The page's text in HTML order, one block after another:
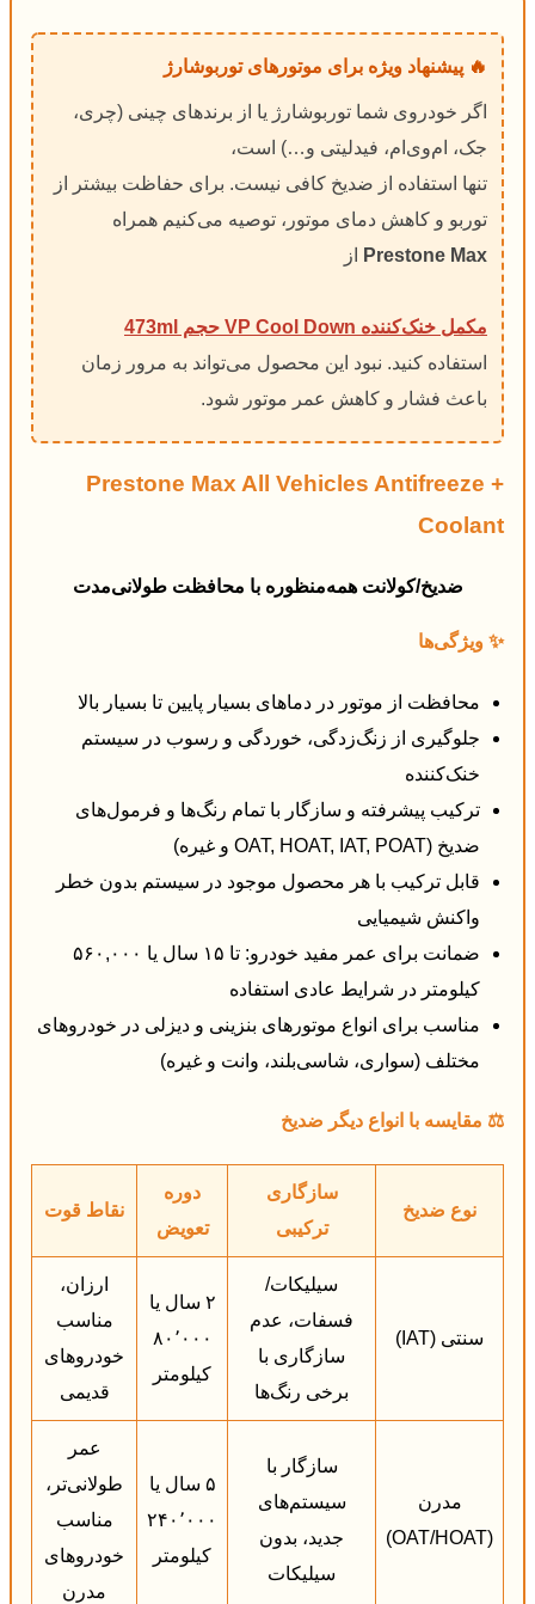
🔥 پیشنهاد ویژه برای موتورهای توربوشارژ
اگر خودروی شما توربوشارژ یا از برندهای چینی (چری،
جک، ام‌وی‌ام، فیدلیتی و…) است،
تنها استفاده از ضدیخ کافی نیست. برای حفاظت بیشتر از
توربو و کاهش دمای موتور، توصیه می‌کنیم همراه
Prestone Max
از
مکمل خنک‌کننده VP Cool Down حجم 473ml
استفاده کنید. نبود این محصول می‌تواند به مرور زمان
باعث فشار و کاهش عمر موتور شود.
Prestone Max All Vehicles Antifreeze +
Coolant
ضدیخ/کولانت همه‌منظوره با محافظت طولانی‌مدت
✨ ویژگی‌ها
محافظت از موتور در دماهای بسیار پایین تا بسیار بالا
جلوگیری از زنگ‌زدگی، خوردگی و رسوب در سیستم
خنک‌کننده
ترکیب پیشرفته و سازگار با تمام رنگ‌ها و فرمول‌های
ضدیخ (OAT, HOAT, IAT, POAT و غیره)
قابل ترکیب با هر محصول موجود در سیستم بدون خطر
واکنش شیمیایی
ضمانت برای عمر مفید خودرو: تا ۱۵ سال یا ۵۶۰,۰۰۰
کیلومتر در شرایط عادی استفاده
مناسب برای انواع موتورهای بنزینی و دیزلی در خودروهای
مختلف (سواری، شاسی‌بلند، وانت و غیره)
⚖ مقایسه با انواع دیگر ضدیخ
نوع ضدیخ
سازگاری
ترکیبی
دوره
تعویض
نقاط قوت
سنتی (IAT)
سیلیکات/
فسفات، عدم
سازگاری با
برخی رنگ‌ها
۲ سال یا
۸۰٬۰۰۰
کیلومتر
ارزان،
مناسب
خودروهای
قدیمی
مدرن
(OAT/HOAT)
سازگار با
سیستم‌های
جدید، بدون
سیلیکات
۵ سال یا
۲۴۰٬۰۰۰
کیلومتر
عمر
طولانی‌تر،
مناسب
خودروهای
مدرن